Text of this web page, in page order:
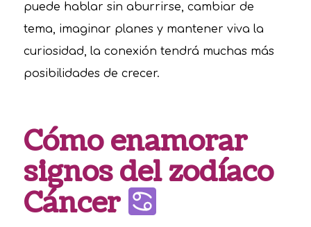
puede hablar sin aburrirse, cambiar de
tema, imaginar planes y mantener viva la
curiosidad, la conexión tendrá muchas más
posibilidades de crecer.
Cómo enamorar
signos del zodíaco
Cáncer